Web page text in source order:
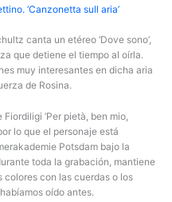
‘Canzonetta sull aria’
canta un etéreo ‘Dove sono’,
que detiene el tiempo al oírla.
muy interesantes en dicha aria
de Rosina.
‘Per pietà, ben mio,
lo que el personaje está
Potsdam bajo la
toda la grabación, mantiene
con las cuerdas o los
oído antes.